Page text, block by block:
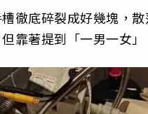
徹底碎裂成好幾塊，
靠著提到「一男一女